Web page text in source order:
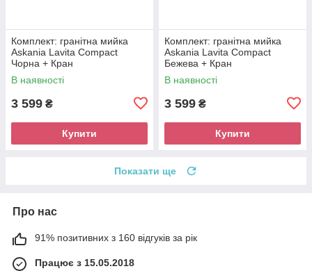
Комплект: гранітна мийка
Askania Lavita Compact
Чорна + Кран
В наявності
3 599 ₴
Купити
Комплект: гранітна мийка
Askania Lavita Compact
Бежева + Кран
В наявності
3 599 ₴
Купити
Показати ще
Про нас
91% позитивних з 160 відгуків за рік
Працює з 15.05.2018